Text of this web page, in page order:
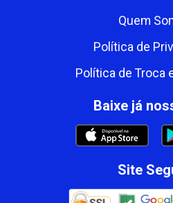
Quem
Política de
Política de Troca
Baixe já
Site